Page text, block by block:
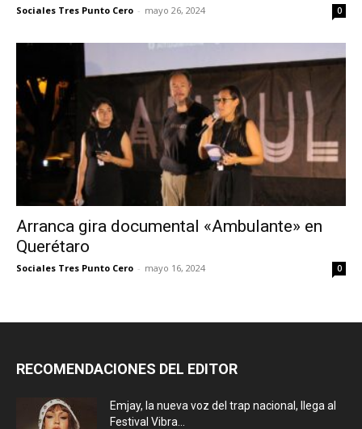
Sociales Tres Punto Cero - mayo 26, 2024 0
Arranca gira documental «Ambulante» en
Querétaro
Sociales Tres Punto Cero - mayo 16, 2024 0
RECOMENDACIONES DEL EDITOR
Emjay, la nueva voz del trap nacional, llega al
Festival Vibra...